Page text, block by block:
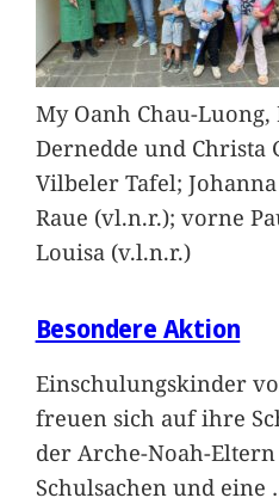
My Oanh Chau-
Dernedde und Christa
Vilbeler Tafel;
Raue (vl.n.r.); vorne
Louisa (v.l.n.r.)
Besondere Aktion
Einschulungskinder
freuen sich auf ihre
der Arche-Noah-
Schulsachen und eine